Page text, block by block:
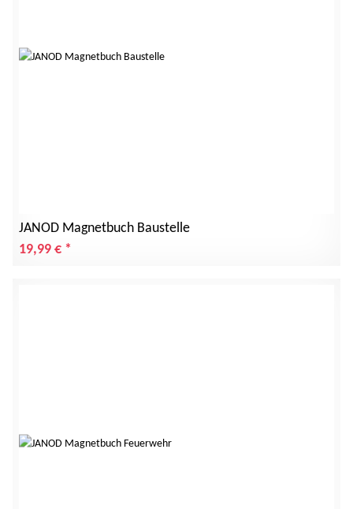
JANOD Magnetbuch Baustelle
19,99 € *